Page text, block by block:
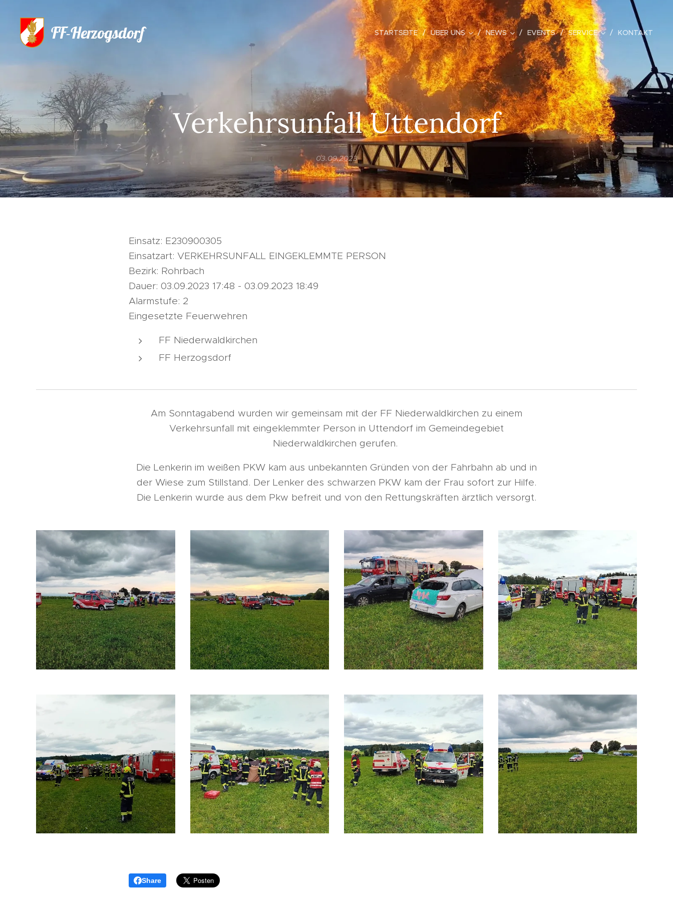
FF-Herzogsdorf STARTSEITE ÜBER UNS NEWS EVENTS SERVICE KONTAKT
Verkehrsunfall Uttendorf
03.09.2023
Einsatz: E230900305
Einsatzart: VERKEHRSUNFALL EINGEKLEMMTE PERSON
Bezirk: Rohrbach
Dauer: 03.09.2023 17:48 - 03.09.2023 18:49
Alarmstufe: 2
Eingesetzte Feuerwehren
FF Niederwaldkirchen
FF Herzogsdorf
Am Sonntagabend wurden wir gemeinsam mit der FF Niederwaldkirchen zu einem
Verkehrsunfall mit eingeklemmter Person in Uttendorf im Gemeindegebiet
Niederwaldkirchen gerufen.
Die Lenkerin im weißen PKW kam aus unbekannten Gründen von der Fahrbahn ab und in
der Wiese zum Stillstand. Der Lenker des schwarzen PKW kam der Frau sofort zur Hilfe.
Die Lenkerin wurde aus dem Pkw befreit und von den Rettungskräften ärztlich versorgt.
Share